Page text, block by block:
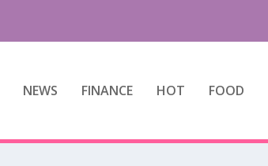
NEWS FINANCE HOT FOOD